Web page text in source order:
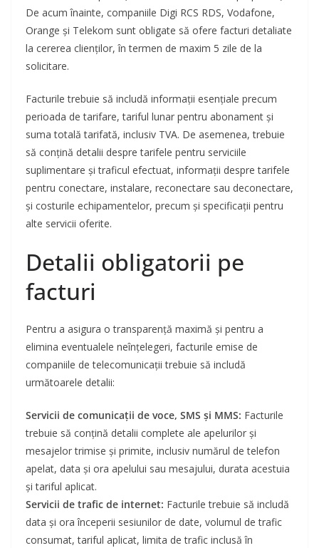
De acum înainte, companiile Digi RCS RDS, Vodafone,
Orange și Telekom sunt obligate să ofere facturi detaliate
la cererea clienților, în termen de maxim 5 zile de la
solicitare.
Facturile trebuie să includă informații esențiale precum
perioada de tarifare, tariful lunar pentru abonament și
suma totală tarifată, inclusiv TVA. De asemenea, trebuie
să conțină detalii despre tarifele pentru serviciile
suplimentare și traficul efectuat, informații despre tarifele
pentru conectare, instalare, reconectare sau deconectare,
și costurile echipamentelor, precum și specificații pentru
alte servicii oferite.
Detalii obligatorii pe
facturi
Pentru a asigura o transparență maximă și pentru a
elimina eventualele neînțelegeri, facturile emise de
companiile de telecomunicații trebuie să includă
următoarele detalii:
Servicii de comunicații de voce, SMS și MMS: Facturile
trebuie să conțină detalii complete ale apelurilor și
mesajelor trimise și primite, inclusiv numărul de telefon
apelat, data și ora apelului sau mesajului, durata acestuia
și tariful aplicat.
Servicii de trafic de internet: Facturile trebuie să includă
data și ora începerii sesiunilor de date, volumul de trafic
consumat, tariful aplicat, limita de trafic inclusă în